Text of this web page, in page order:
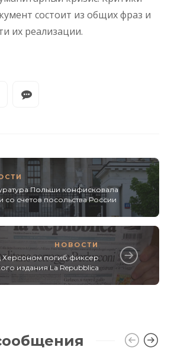
состоит из общих фраз и
их реализации.
Польши конфисковала
со счетов посольства России
НОВОСТИ
Херсоном погиб фиксер
издания La Repubblica